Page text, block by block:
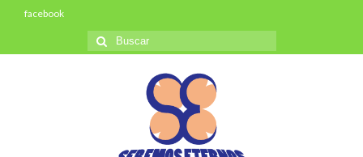
facebook
Buscar
por: